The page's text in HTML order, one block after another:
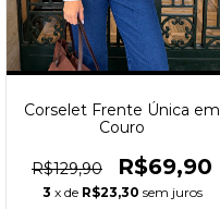
Corselet Frente Única em
Couro
R$129,90 R$69,90
3 x de R$23,30 sem juros